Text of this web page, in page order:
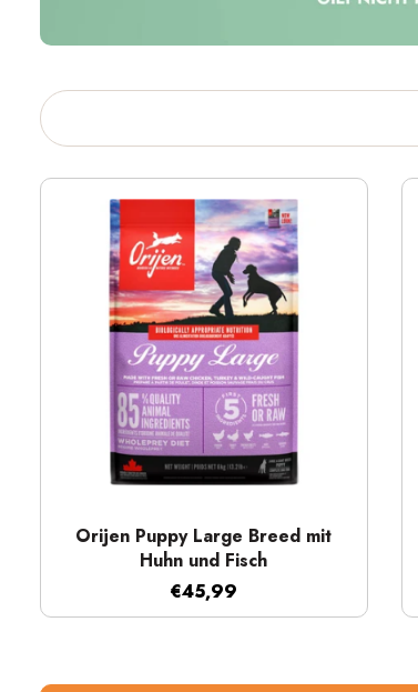
Orijen Puppy Large Breed mit
Huhn und Fisch
€45,99